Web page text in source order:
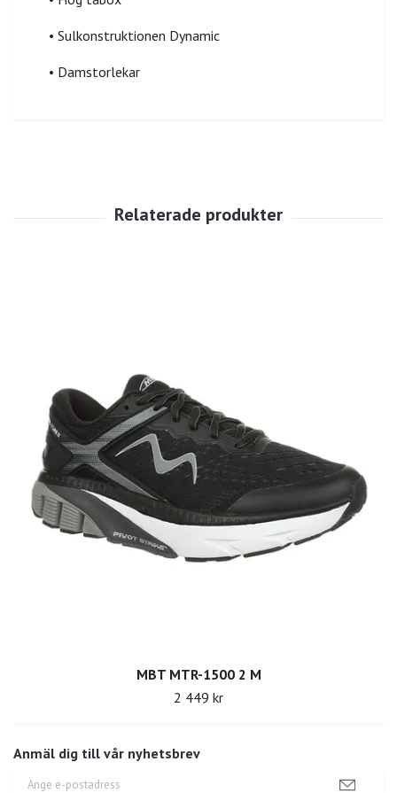
Anmäl dig till vår nyhetsbrev
• Sulkonstruktionen Dynamic
• Damstorlekar
MBT MTR-1500 2 M
2 449 kr